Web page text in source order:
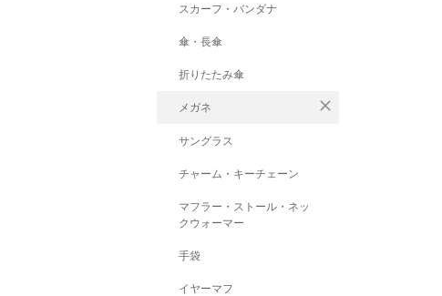
スカーフ・バンダナ
傘・長傘
折りたたみ傘
メガネ close
サングラス
チャーム・キーチェーン
マフラー・ストール・ネッ
クウォーマー
手袋
イヤーマフ